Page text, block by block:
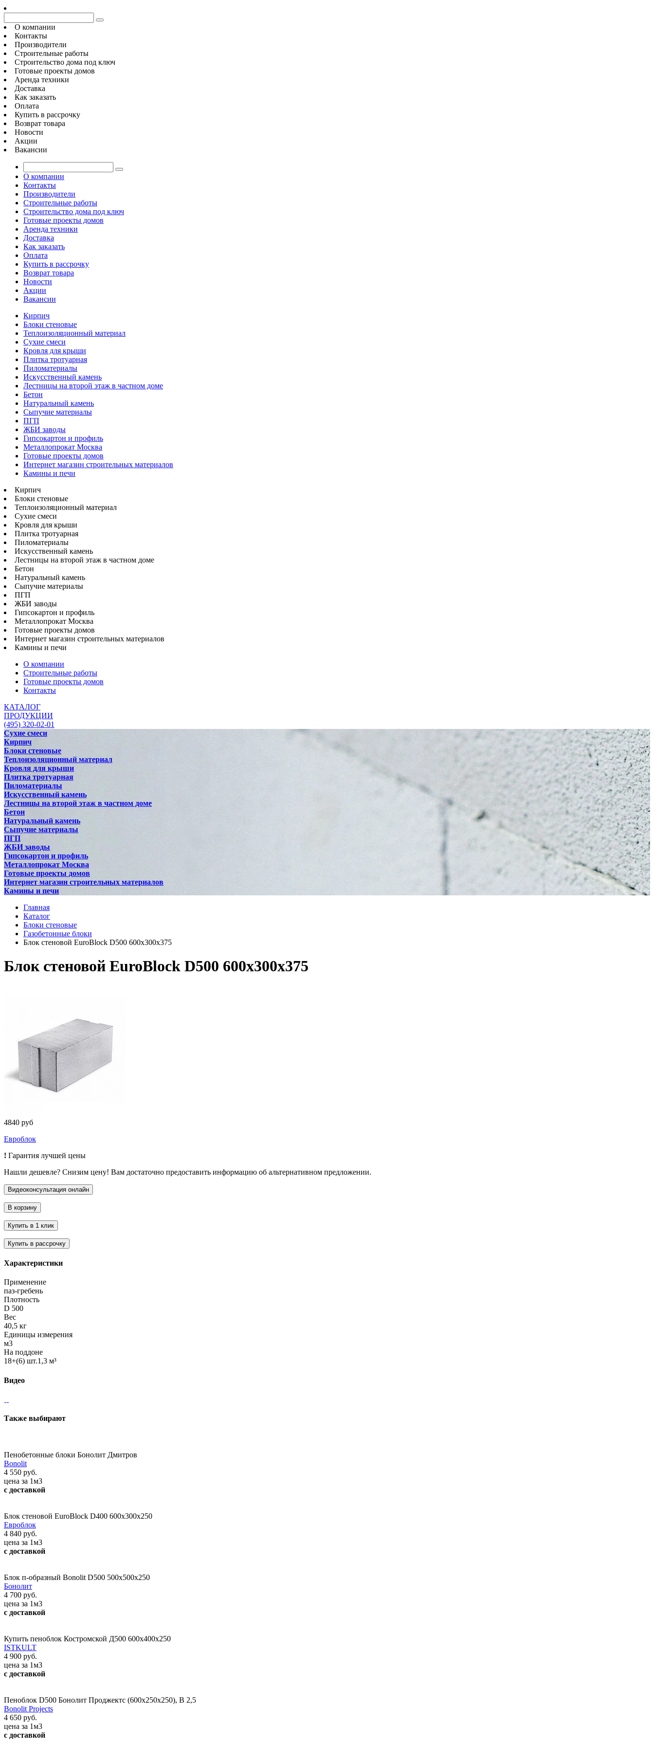
О компании
Контакты
Производители
Строительные работы
Строительство дома под ключ
Готовые проекты домов
Аренда техники
Доставка
Как заказать
Оплата
Купить в рассрочку
Возврат товара
Новости
Акции
Вакансии
О компании
Контакты
Производители
Строительные работы
Строительство дома под ключ
Готовые проекты домов
Аренда техники
Доставка
Как заказать
Оплата
Купить в рассрочку
Возврат товара
Новости
Акции
Вакансии
Кирпич
Блоки стеновые
Теплоизоляционный материал
Сухие смеси
Кровля для крыши
Плитка тротуарная
Пиломатериалы
Искусственный камень
Лестницы на второй этаж в частном доме
Бетон
Натуральный камень
Сыпучие материалы
ПГП
ЖБИ заводы
Гипсокартон и профиль
Металлопрокат Москва
Готовые проекты домов
Интернет магазин строительных материалов
Камины и печи
Кирпич
Блоки стеновые
Теплоизоляционный материал
Сухие смеси
Кровля для крыши
Плитка тротуарная
Пиломатериалы
Искусственный камень
Лестницы на второй этаж в частном доме
Бетон
Натуральный камень
Сыпучие материалы
ПГП
ЖБИ заводы
Гипсокартон и профиль
Металлопрокат Москва
Готовые проекты домов
Интернет магазин строительных материалов
Камины и печи
О компании
Строительные работы
Готовые проекты домов
Контакты
КАТАЛОГ
ПРОДУКЦИИ
(495) 320-02-01
Сухие смеси
Кирпич
Блоки стеновые
Теплоизоляционный материал
Кровля для крыши
Плитка тротуарная
Пиломатериалы
Искусственный камень
Лестницы на второй этаж в частном доме
Бетон
Натуральный камень
Сыпучие материалы
ПГП
ЖБИ заводы
Гипсокартон и профиль
Металлопрокат Москва
Готовые проекты домов
Интернет магазин строительных материалов
Камины и печи
Главная
Каталог
Блоки стеновые
Газобетонные блоки
Блок стеновой EuroBlock D500 600x300x375
Блок стеновой EuroBlock D500 600x300x375
4840 руб
Евроблок
! Гарантия лучшей цены
Нашли дешевле? Снизим цену! Вам достаточно предоставить информацию об альтернативном предложении.
Характеристики
Применение
паз-гребень
Плотность
D 500
Вес
40,5 кг
Единицы измерения
м3
На поддоне
18+(6) шт.1,3 м³
Видео
Также выбирают
Пенобетонные блоки Бонолит Дмитров
Bonolit
4 550 руб.
цена за 1м3
с доставкой
Блок стеновой EuroBlock D400 600x300x250
Евроблок
4 840 руб.
цена за 1м3
с доставкой
Блок п-образный Bonolit D500 500х500х250
Бонолит
4 700 руб.
цена за 1м3
с доставкой
Купить пеноблок Костромской Д500 600x400x250
ISTKULT
4 900 руб.
цена за 1м3
с доставкой
Пеноблок D500 Бонолит Проджектс (600х250х250), В 2,5
Bonolit Projects
4 650 руб.
цена за 1м3
с доставкой